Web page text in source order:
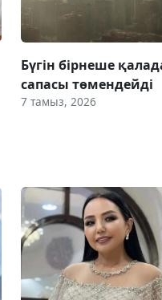
Бүгін бірнеше
сапасы төмендейді
7 тамыз, 2026